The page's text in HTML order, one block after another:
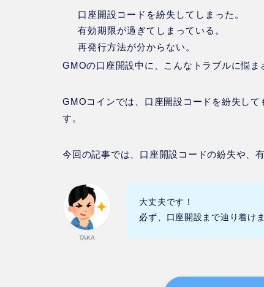
口座開設コードを紛失してしまった。
有効期限が過ぎてしまっている。
再発行方法が分からない。
GMOの口座開設中に、こんなトラブルに悩ま
GMOコインでは、 口座開設コード を紛失 して
す。
今回の記事では、口座開設コードの紛失や、
TAKA
大丈夫です！
必ず、口座開設まで辿り着け